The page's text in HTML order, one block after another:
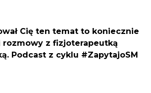
Cię ten temat to koniecznie
rozmowy z fizjoterapeutką
Podcast z cyklu #ZapytajoSM